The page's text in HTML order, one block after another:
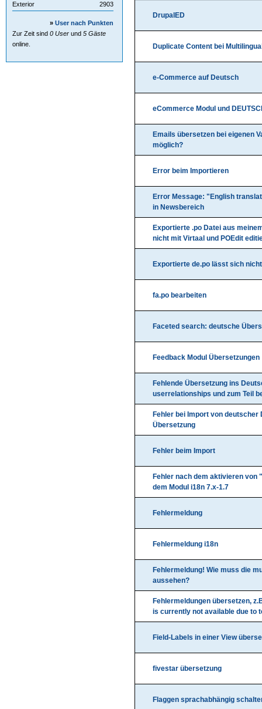
DrupalED
Duplicate Content bei
e-Commerce auf Deutsch
eCommerce Modul und
Emails übersetzen bei eigenen
möglich?
Error beim Importieren
Error Message: "English
in Newsbereich
Exportierte .po Datei aus
nicht mit Virtaal und POEdit
Exportierte de.po lässt sich
fa.po bearbeiten
Faceted search: deutsche
Feedback Modul Übersetzungen
Fehlende Übersetzung ins
userrelationships und zum Teil
Fehler bei Import von deutscher
Übersetzung
Fehler beim Import
Fehler nach dem aktivieren von
dem Modul i18n 7.x-1.7
Fehlermeldung
Fehlermeldung i18n
Fehlermeldung! Wie muss die
aussehen?
Fehlermeldungen übersetzen,
is currently not available due to
Field-Labels in einer View
fivestar übersetzung
Flaggen sprachabhängig
Exterior
2903
» User nach Punkten
Zur Zeit sind 0 User und 5 Gäste
online.